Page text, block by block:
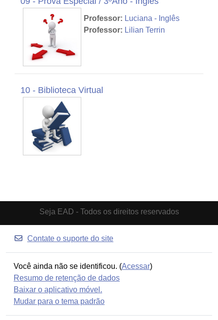
Professor: Luciana - Inglês
Professor: Lilian Terrin
10 - Biblioteca Virtual
Seja EAD - Todos os direitos reservados
Contate o suporte do site
Você ainda não se identificou. (Acessar)
Resumo de retenção de dados
Baixar o aplicativo móvel.
Mudar para o tema padrão